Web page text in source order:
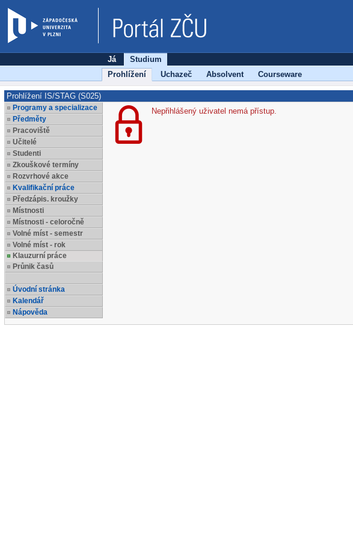
Já
Studium
Prohlížení
Uchazeč Absolvent Courseware
Prohlížení IS/STAG (S025)
Programy a specializace
Předměty
Pracoviště
Učitelé
Studenti
Zkouškové termíny
Rozvrhové akce
Kvalifikační práce
Předzápis. kroužky
Místnosti
Místnosti - celoročně
Volné míst - semestr
Volné míst - rok
Klauzurní práce
Průnik časů
Úvodní stránka
Kalendář
Nápověda
Nepřihlášený uživatel nemá přístup.